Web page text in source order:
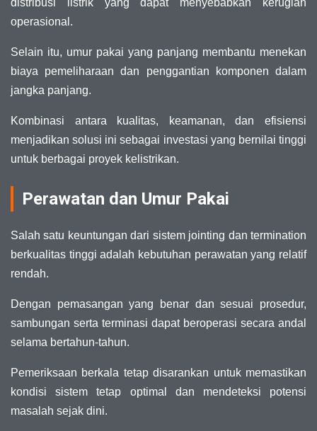
operasional.
Selain itu, umur pakai yang panjang membantu menekan
biaya pemeliharaan dan penggantian komponen dalam
jangka panjang.
Kombinasi antara kualitas, keamanan, dan efisiensi
menjadikan solusi ini sebagai investasi yang bernilai tinggi
untuk berbagai proyek kelistrikan.
Perawatan dan Umur Pakai
Salah satu keuntungan dari sistem jointing dan termination
berkualitas tinggi adalah kebutuhan perawatan yang relatif
rendah.
Dengan pemasangan yang benar dan sesuai prosedur,
sambungan serta terminasi dapat beroperasi secara andal
selama bertahun-tahun.
Pemeriksaan berkala tetap disarankan untuk memastikan
kondisi sistem tetap optimal dan mendeteksi potensi
masalah sejak dini.